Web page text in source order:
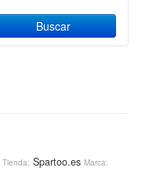
Tienda: Spartoo.es Marca: